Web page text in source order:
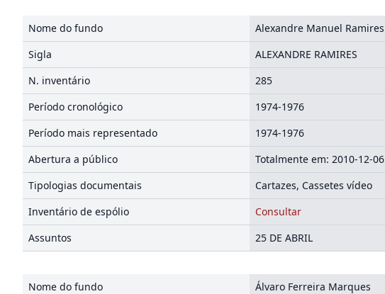
Nome do fundo
Alexandre Manuel Ramires
Sigla
ALEXANDRE RAMIRES
N. inventário
285
Período cronológico
1974-1976
Período mais representado
1974-1976
Abertura a público
Totalmente em: 2010-12-06
Tipologias documentais
Cartazes, Cassetes vídeo
Inventário de espólio
Consultar
Assuntos
25 DE ABRIL
Nome do fundo
Álvaro Ferreira Marques